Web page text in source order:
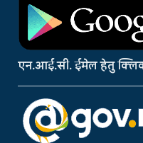
एन.आई.सी. ईमेल हेतु